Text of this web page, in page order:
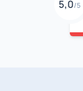
5,0/5